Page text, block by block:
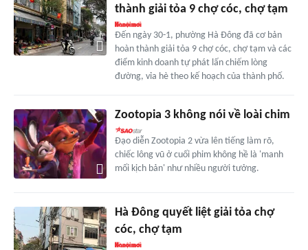
thành giải tỏa 9 chợ cóc, chợ tạm
Đến ngày 30-1, phường Hà Đông đã cơ bản
hoàn thành giải tỏa 9 chợ cóc, chợ tạm và các
điểm kinh doanh tự phát lấn chiếm lòng
đường, vỉa hè theo kế hoạch của thành phố.
Zootopia 3 không nói về loài chim
Đạo diễn Zootopia 2 vừa lên tiếng làm rõ,
chiếc lông vũ ở cuối phim không hề là 'manh
mối kịch bản' như nhiều người tưởng.
Hà Đông quyết liệt giải tỏa chợ
cóc, chợ tạm